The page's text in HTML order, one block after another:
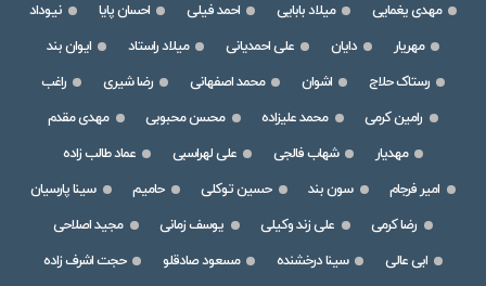
مهدی یغمایی
میلاد بابایی احمد فیلی احسان پایا
نیوداد
مهریار
دایان علی احمدیانی میلاد راستاد
ایوان بند
رستاک حلاج
اشوان محمد اصفهانی رضا شیری
راغب
رامین کرمی
محمد علیزاده محسن محبوبی
مهدی مقدم
مهدیار
شهاب فالجی علی لهراسبی
عماد طالب زاده
امیر فرجام
سون بند حسین توکلی حامیم
سینا پارسیان
رضا کرمی
علی زند وکیلی یوسف زمانی
مجید اصلاحی
ابی عالی
سینا درخشنده مسعود صادقلو
حجت اشرف زاده